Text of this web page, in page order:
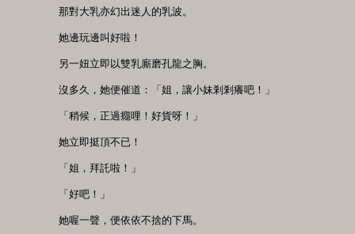
那對大乳亦幻出迷人的乳波。
她邊玩邊叫好啦！
另一妞立即以雙乳廝磨孔龍之胸。
沒多久，她便催道：「姐，讓小妹剎剎癢吧！」
「稍候，正過癮哩！好貨呀！」
她立即挺頂不已！
「姐，拜託啦！」
「好吧！」
她喔一聲，便依依不捨的下馬。